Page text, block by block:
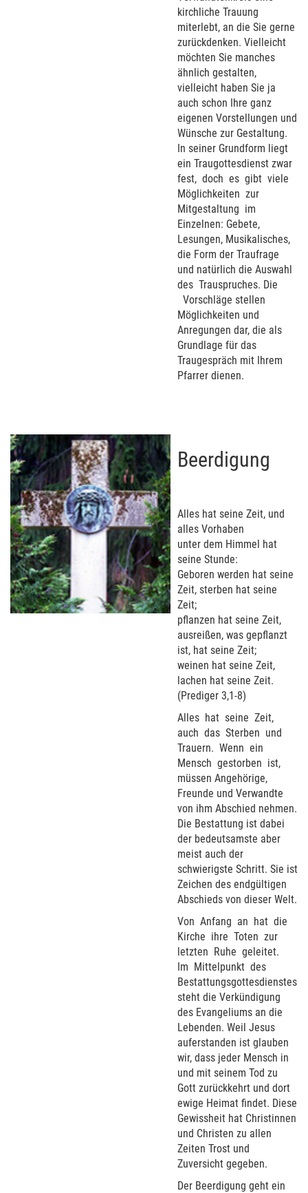
kirchliche Trauung
miterlebt, an die Sie gerne
zurückdenken. Vielleicht
möchten Sie manches
ähnlich gestalten,
vielleicht haben Sie ja
auch schon Ihre ganz
eigenen Vorstellungen und
Wünsche zur Gestaltung.
In seiner Grundform liegt
ein Traugottesdienst zwar
fest, doch es gibt viele
Möglichkeiten zur
Mitgestaltung im
Einzelnen: Gebete,
Lesungen, Musikalisches,
die Form der Traufrage
und natürlich die Auswahl
des Trauspruches. Die
Vorschläge stellen
Möglichkeiten und
Anregungen dar, die als
Grundlage für das
Traugespräch mit Ihrem
Pfarrer dienen.
Beerdigung
Alles hat seine Zeit, und
alles Vorhaben
unter dem Himmel hat
seine Stunde:
Geboren werden hat seine
Zeit, sterben hat seine
Zeit;
pflanzen hat seine Zeit,
ausreißen, was gepflanzt
ist, hat seine Zeit;
weinen hat seine Zeit,
lachen hat seine Zeit.
(Prediger 3,1-8)
Alles hat seine Zeit,
auch das Sterben und
Trauern. Wenn ein
Mensch gestorben ist,
müssen Angehörige,
Freunde und Verwandte
von ihm Abschied nehmen.
Die Bestattung ist dabei
der bedeutsamste aber
meist auch der
schwierigste Schritt. Sie ist
Zeichen des endgültigen
Abschieds von dieser Welt.
Von Anfang an hat die
Kirche ihre Toten zur
letzten Ruhe geleitet.
Im Mittelpunkt des
Bestattungsgottesdienstes
steht die Verkündigung
des Evangeliums an die
Lebenden. Weil Jesus
auferstanden ist glauben
wir, dass jeder Mensch in
und mit seinem Tod zu
Gott zurückkehrt und dort
ewige Heimat findet. Diese
Gewissheit hat Christinnen
und Christen zu allen
Zeiten Trost und
Zuversicht gegeben.
Der Beerdigung geht ein